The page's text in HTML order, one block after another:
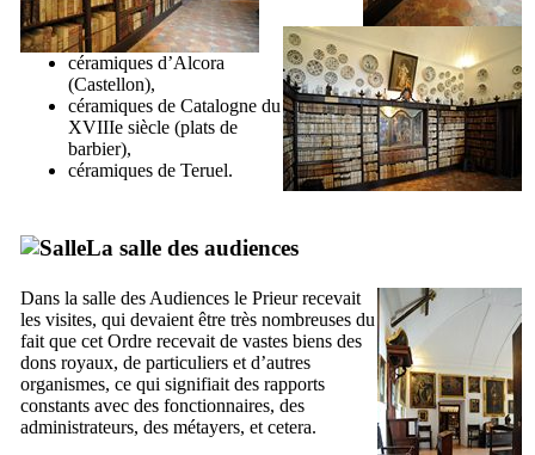
céramiques d’Alcora
(Castellon),
céramiques de Catalogne du
XVIIIe siècle (plats de
barbier),
céramiques de Teruel.
La salle des audiences
Dans la salle des Audiences le Prieur recevait
les visites, qui devaient être très nombreuses du
fait que cet Ordre recevait de vastes biens des
dons royaux, de particuliers et d’autres
organismes, ce qui signifiait des rapports
constants avec des fonctionnaires, des
administrateurs, des métayers, et cetera.